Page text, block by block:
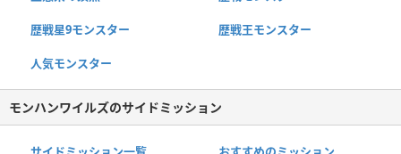
歴戦星9モンスター 歴戦王モンスター
人気モンスター
モンハンワイルズのサイドミッション